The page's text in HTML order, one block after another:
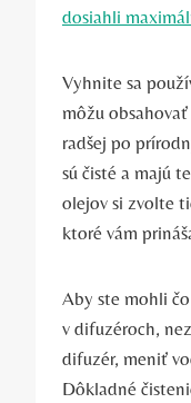
dosiahli
Vyhnite sa
môžu
radšej po
sú čisté a majú
olejov si zvolte
ktoré vám
Aby ste mohli
v difuzéroch,
difuzér, meniť
Dôkladné